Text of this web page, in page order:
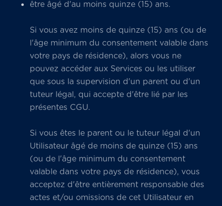
être âgé d'au moins quinze (15) ans.
Si vous avez moins de quinze (15) ans (ou de
l'âge minimum du consentement valable dans
votre pays de résidence), alors vous ne
pouvez accéder aux Services ou les utiliser
que sous la supervision d'un parent ou d'un
tuteur légal, qui accepte d'être lié par les
présentes CGU.
Si vous êtes le parent ou le tuteur légal d'un
Utilisateur âgé de moins de quinze (15) ans
(ou de l'âge minimum du consentement
valable dans votre pays de résidence), vous
acceptez d'être entièrement responsable des
actes et/ou omissions de cet Utilisateur en